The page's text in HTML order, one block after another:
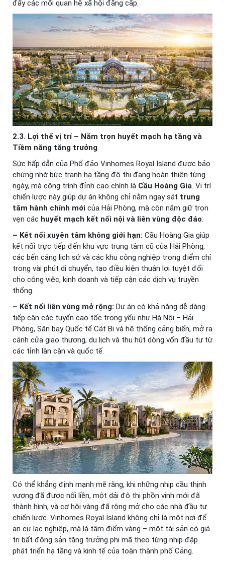
đẩy các mối quan hệ xã hội đẳng cấp.
2.3. Lợi thế vị trí – Nắm trọn huyết mạch hạ tầng và
Tiềm năng tăng trưởng
Sức hấp dẫn của Phố đảo Vinhomes Royal Island được bảo
chứng nhờ bức tranh hạ tầng đô thị đang hoàn thiện từng
ngày, mà công trình đỉnh cao chính là Cầu Hoàng Gia . Vị trí
chiến lược này giúp dự án không chỉ nằm ngay sát trung
tâm hành chính mới của Hải Phòng, mà còn nắm giữ trọn
vẹn các huyết mạch kết nối nội và liên vùng độc đáo:
– Kết nối xuyên tâm không giới hạn: Cầu Hoàng Gia giúp
kết nối trực tiếp đến khu vực trung tâm cũ của Hải Phòng,
các bến cảng lịch sử và các khu công nghiệp trọng điểm chỉ
trong vài phút di chuyển, tạo điều kiện thuận lợi tuyệt đối
cho công việc, kinh doanh và tiếp cận các dịch vụ truyền
thống.
– Kết nối liên vùng mở rộng: Dự án có khả năng dễ dàng
tiếp cận các tuyến cao tốc trọng yếu như Hà Nội – Hải
Phòng, Sân bay Quốc tế Cát Bi và hệ thống cảng biển, mở ra
cánh cửa giao thương, du lịch và thu hút dòng vốn đầu tư từ
các tỉnh lân cận và quốc tế.
Có thể khẳng định mạnh mẽ rằng, khi những nhịp cầu thịnh
vượng đã được nối liền, một dải đô thị phồn vinh mới đã
thành hình, và cơ hội vàng đã rộng mở cho các nhà đầu tư
chiến lược. Vinhomes Royal Island không chỉ là một nơi để
an cư lạc nghiệp, mà là tâm điểm vàng – một tài sản có giá
trị bất động sản tăng trưởng phi mã theo từng nhịp đập
phát triển hạ tầng và kinh tế của toàn thành phố Cảng.